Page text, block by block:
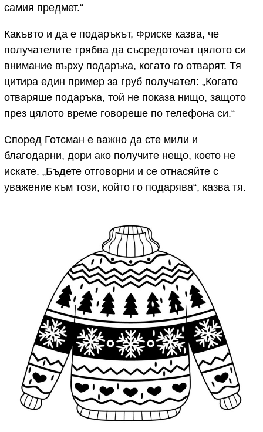
самия предмет.“
Какъвто и да е подаръкът, Фриске казва, че
получателите трябва да съсредоточат цялото си
внимание върху подаръка, когато го отварят. Тя
цитира един пример за груб получател: „Когато
отваряше подаръка, той не показа нищо, защото
през цялото време говореше по телефона си.“
Според Готсман е важно да сте мили и
благодарни, дори ако получите нещо, което не
искате. „Бъдете отговорни и се отнасяйте с
уважение към този, който го подарява“, казва тя.